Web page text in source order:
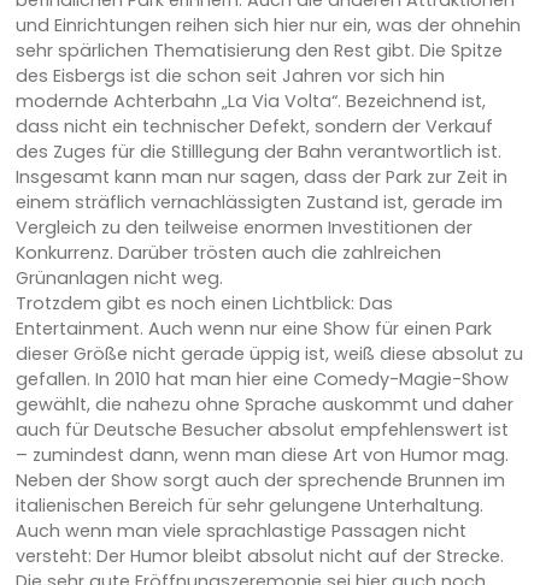
und Einrichtungen reihen sich hier nur ein, was der ohnehin
sehr spärlichen Thematisierung den Rest gibt. Die Spitze
des Eisbergs ist die schon seit Jahren vor sich hin
modernde Achterbahn „La Via Volta“. Bezeichnend ist,
dass nicht ein technischer Defekt, sondern der Verkauf
des Zuges für die Stilllegung der Bahn verantwortlich ist.
Insgesamt kann man nur sagen, dass der Park zur Zeit in
einem sträflich vernachlässigten Zustand ist, gerade im
Vergleich zu den teilweise enormen Investitionen der
Konkurrenz. Darüber trösten auch die zahlreichen
Grünanlagen nicht weg.
Trotzdem gibt es noch einen Lichtblick: Das
Entertainment. Auch wenn nur eine Show für einen Park
dieser Größe nicht gerade üppig ist, weiß diese absolut zu
gefallen. In 2010 hat man hier eine Comedy-Magie-Show
gewählt, die nahezu ohne Sprache auskommt und daher
auch für Deutsche Besucher absolut empfehlenswert ist
– zumindest dann, wenn man diese Art von Humor mag.
Neben der Show sorgt auch der sprechende Brunnen im
italienischen Bereich für sehr gelungene Unterhaltung.
Auch wenn man viele sprachlastige Passagen nicht
versteht: Der Humor bleibt absolut nicht auf der Strecke.